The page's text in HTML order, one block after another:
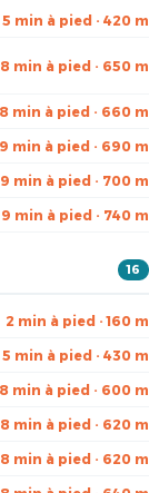
5 min à pied · 420 m
8 min à pied · 650 m
8 min à pied · 660 m
9 min à pied · 690 m
9 min à pied · 700 m
9 min à pied · 740 m
16
2 min à pied · 160 m
5 min à pied · 430 m
8 min à pied · 600 m
8 min à pied · 620 m
8 min à pied · 620 m